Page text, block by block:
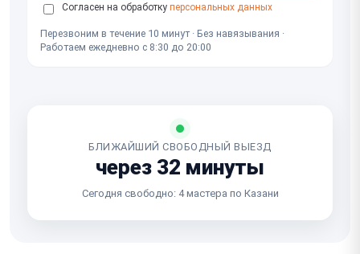
Согласен на обработку персональных данных
Перезвоним в течение 10 минут · Без навязывания ·
Работаем ежедневно с 8:30 до 20:00
БЛИЖАЙШИЙ СВОБОДНЫЙ ВЫЕЗД
через 32 минуты
Сегодня свободно: 4 мастера по Казани